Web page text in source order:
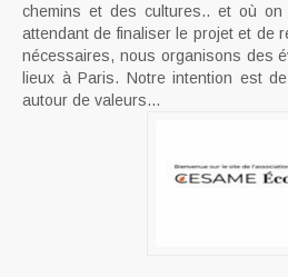
chemins et des cultures.. et où
attendant de finaliser le projet et de
nécessaires, nous organisons des
lieux à Paris. Notre intention est
autour de valeurs...